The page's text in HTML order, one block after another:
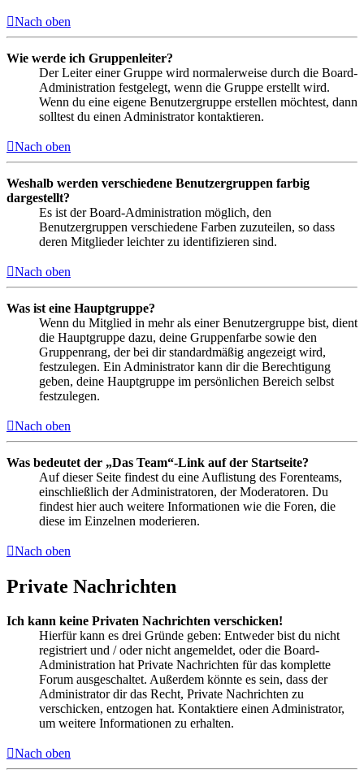
Nach oben
Wie werde ich Gruppenleiter?
Der Leiter einer Gruppe wird normalerweise durch die Board-
Administration festgelegt, wenn die Gruppe erstellt wird.
Wenn du eine eigene Benutzergruppe erstellen möchtest, dann
solltest du einen Administrator kontaktieren.
Nach oben
Weshalb werden verschiedene Benutzergruppen farbig
dargestellt?
Es ist der Board-Administration möglich, den
Benutzergruppen verschiedene Farben zuzuteilen, so dass
deren Mitglieder leichter zu identifizieren sind.
Nach oben
Was ist eine Hauptgruppe?
Wenn du Mitglied in mehr als einer Benutzergruppe bist, dient
die Hauptgruppe dazu, deine Gruppenfarbe sowie den
Gruppenrang, der bei dir standardmäßig angezeigt wird,
festzulegen. Ein Administrator kann dir die Berechtigung
geben, deine Hauptgruppe im persönlichen Bereich selbst
festzulegen.
Nach oben
Was bedeutet der „Das Team“-Link auf der Startseite?
Auf dieser Seite findest du eine Auflistung des Forenteams,
einschließlich der Administratoren, der Moderatoren. Du
findest hier auch weitere Informationen wie die Foren, die
diese im Einzelnen moderieren.
Nach oben
Private Nachrichten
Ich kann keine Privaten Nachrichten verschicken!
Hierfür kann es drei Gründe geben: Entweder bist du nicht
registriert und / oder nicht angemeldet, oder die Board-
Administration hat Private Nachrichten für das komplette
Forum ausgeschaltet. Außerdem könnte es sein, dass der
Administrator dir das Recht, Private Nachrichten zu
verschicken, entzogen hat. Kontaktiere einen Administrator,
um weitere Informationen zu erhalten.
Nach oben